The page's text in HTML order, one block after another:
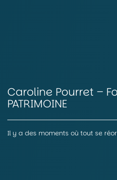
Caroline Pourret –
PATRIMOINE
Il y a des moments où tout se